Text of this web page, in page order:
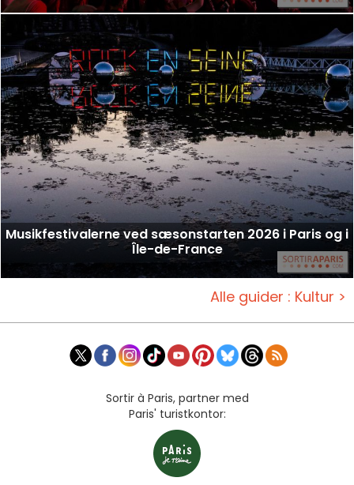
Musikfestivalerne ved sæsonstarten 2026 i Paris og i
Île-de-France
Alle guider : Kultur >
Sortir à Paris, partner med
Paris' turistkontor: